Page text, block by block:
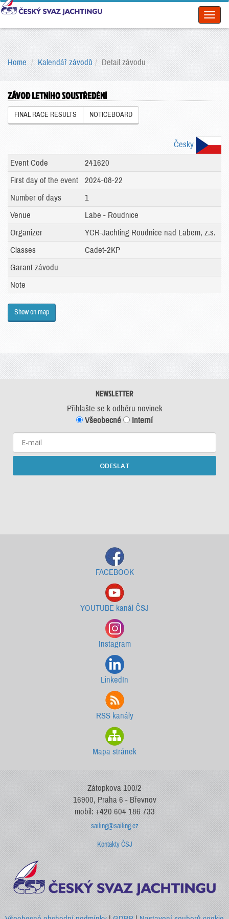
Home Kalendář závodů Detail závodu
ZÁVOD LETNÍHO SOUSTŘEDĚNÍ
FINAL RACE RESULTS NOTICEBOARD
Česky
Event Code
241620
First day of the event
2024-08-22
Number of days
1
Venue
Labe - Roudnice
Organizer
YCR-Jachting Roudnice nad Labem, z.s.
Classes
Cadet-2KP
Garant závodu
Note
Show on map
NEWSLETTER
Přihlašte se k odběru novinek
Všeobecné
Interní
ODESLAT
FACEBOOK
YOUTUBE kanál ČSJ
Instagram
LinkedIn
RSS kanály
Mapa stránek
Zátopkova 100/2
16900, Praha 6 - Břevnov
mobil: +420 604 186 733
sailing@sailing.cz
Kontakty ČSJ